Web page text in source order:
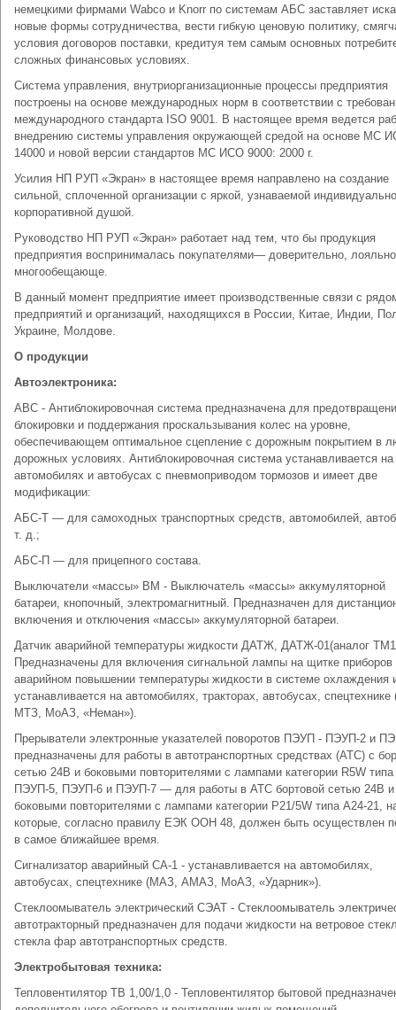
немецкими фирмами Wabco и Knorr по системам АБС заставляет
новые формы сотрудничества, вести гибкую ценовую политику,
условия договоров поставки, кредитуя тем самым основных
сложных финансовых условиях.
Система управления, внутриорганизационные процессы предприятия
построены на основе международных норм в соответствии с
международного стандарта ISO 9001. В настоящее время ведется
внедрению системы управления окружающей средой на основе МС
14000 и новой версии стандартов МС ИСО 9000: 2000 г.
Усилия НП РУП «Экран» в настоящее время направлено на создание
сильной, сплоченной организации с яркой, узнаваемой
корпоративной душой.
Руководство НП РУП «Экран» работает над тем, что бы продукция
предприятия воспринималась покупателями— доверительно,
многообещающе.
В данный момент предприятие имеет производственные связи с
предприятий и организаций, находящихся в России, Китае, Индии,
Украине, Молдове.
О продукции
Автоэлектроника:
АВС - Антиблокировочная система предназначена для
блокировки и поддержания проскальзывания колес на уровне,
обеспечивающем оптимальное сцепление с дорожным покрытием в
дорожных условиях. Антиблокировочная система устанавливается на
автомобилях и автобусах с пневмоприводом тормозов и имеет две
модификации:
АБС-Т — для самоходных транспортных средств, автомобилей,
т. д.;
АБС-П — для прицепного состава.
Выключатели «массы» ВМ - Выключатель «массы» аккумуляторной
батареи, кнопочный, электромагнитный. Предназначен для
включения и отключения «массы» аккумуляторной батареи.
Датчик аварийной температуры жидкости ДАТЖ, ДАТЖ-01(аналог
Предназначены для включения сигнальной лампы на щитке приборов
аварийном повышении температуры жидкости в системе охлаждения
устанавливается на автомобилях, тракторах, автобусах,
МТЗ, МоАЗ, «Неман»).
Прерыватели электронные указателей поворотов ПЭУП - ПЭУП-2 и
предназначены для работы в автотранспортных средствах (АТС) с
сетью 24В и боковыми повторителями с лампами категории R5W
ПЭУП-5, ПЭУП-6 и ПЭУП-7 — для работы в АТС бортовой сетью 24В и
боковыми повторителями с лампами категории P21/5W типа А24-21,
которые, согласно правилу ЕЭК ООН 48, должен быть осуществлен
в самое ближайшее время.
Сигнализатор аварийный СА-1 - устанавливается на автомобилях,
автобусах, спецтехнике (МАЗ, АМАЗ, МоАЗ, «Ударник»).
Стеклоомыватель электрический СЭАТ - Стеклоомыватель
автотракторный предназначен для подачи жидкости на ветровое
стекла фар автотранспортных средств.
Электробытовая техника:
Тепловентилятор ТВ 1,00/1,0 - Тепловентилятор бытовой